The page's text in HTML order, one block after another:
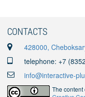
CONTACTS
428000,
telephone: +7
info@interactive-
The